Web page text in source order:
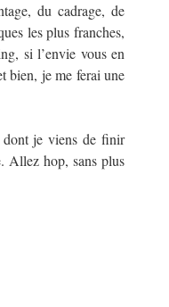
du cadrage, de
les plus franches,
si l’envie vous en
bien, je me ferai une
je viens de finir
Allez hop, sans plus